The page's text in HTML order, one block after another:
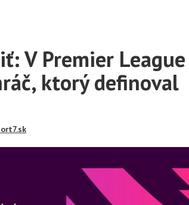
V Premier League
ktorý definoval